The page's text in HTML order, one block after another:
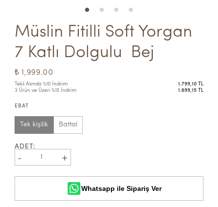
Müslin Fitilli Soft Yorgan
7 Katlı Dolgulu  Bej
₺ 1,999.00
Tekli Alımda %10 İndirim
1.799,10 TL
3 Ürün ve Üzeri %15 İndirim
1.699,15 TL
EBAT
Tek kişilik Battal
ADET:
- 1 +
Whatsapp ile Sipariş Ver